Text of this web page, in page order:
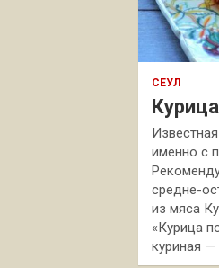
СЕУЛ
именно с
средне-
из мяса
«Курица
куриная —